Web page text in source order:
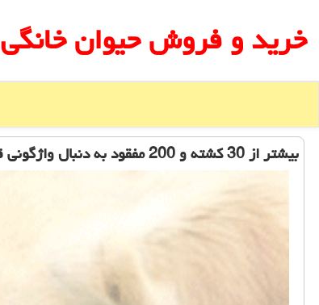
خرید و فروش حیوان خانگی
بیشتر از 30 كشته و 200 مفقود به دنبال واژگونی قایق در كنگو